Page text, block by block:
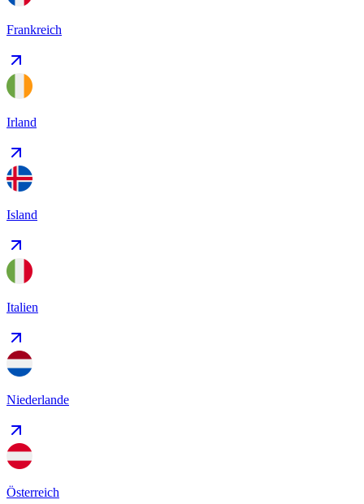
Frankreich
Irland
Island
Italien
Niederlande
Österreich